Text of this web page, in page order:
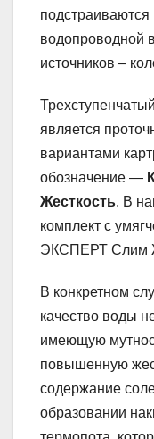
водопроводной
источников –
является
вариантами
обозначение —
Жесткость. В
комплект с
ЭКСПЕРТ Слим
В конкретном
качество воды
имеющую
повышенную
содержание
образовании